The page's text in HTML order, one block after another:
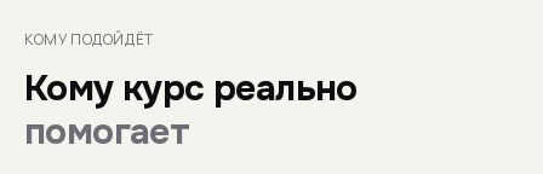
КОМУ ПОДОЙДЁТ
Кому курс реально
помогает